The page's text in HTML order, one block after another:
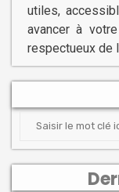
utiles,
avancer à
respectueux de